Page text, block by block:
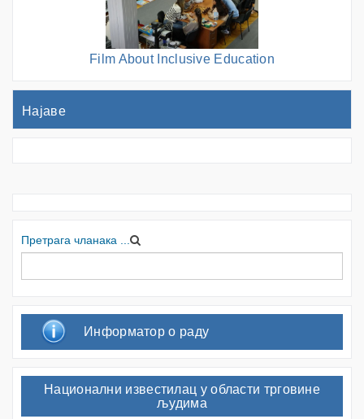
Film About Inclusive Education
Најаве
Претрага чланака ...
Информатор о раду
Национални известилац у области трговине
људима